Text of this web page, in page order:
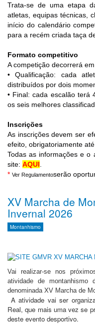
Trata-se de uma etapa
atletas, equipas técnicas,
início do calendário
para a recém criada taça
Formato competitivo
A competição decorrerá
• Qualificação: cada
distribuídos por dois
• Final: cada escalão terá
os seis melhores
Inscrições
As inscrições devem ser
efeito, obrigatoriamente
Todas as informações e o
site: AQUI.
* Ver Regulamentoserão
XV Marcha de
Invernal 2026
Montanhismo
Vai realizar-se nos
atividade de montanhismo
denominada XV Marcha de
A atividade vai ser
Real, que mais uma vez se
deste evento desportivo.